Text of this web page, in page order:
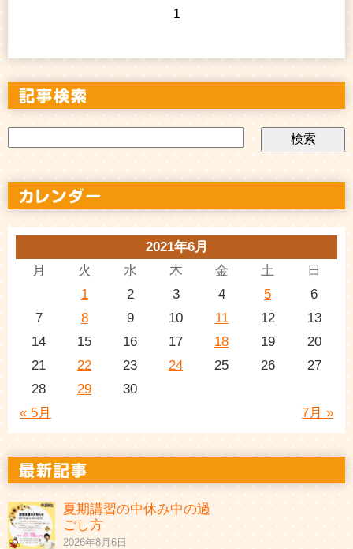
1
2021年6月
月
火 水 木 金 土 日
« 5月 7月 »
1 2 3 4 5
6
7
8 9 10 11 12
13
14
15 16 17 18 19
20
21
22 23 24 25 26
27
28
29 30
夏期講習の中休み中の過
ごし方
2026年8月6日